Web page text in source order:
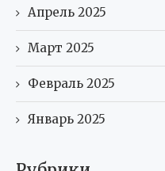
Апрель 2025
Март 2025
Февраль 2025
Январь 2025